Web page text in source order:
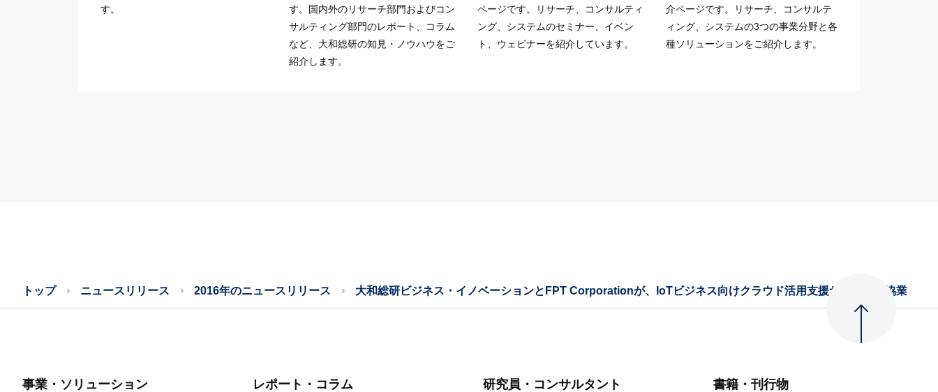
す。
す。国内外のリサーチ部門およびコン
サルティング部門のレポート、コラム
など、大和総研の知見・ノウハウをご
紹介します。
ページです。リサーチ、コンサルティ
ング、システムのセミナー、イベン
ト、ウェビナーを紹介しています。
介ページです。リサーチ、コンサルテ
ィング、システムの3つの事業分野と各
種ソリューションをご紹介します。
トップ ニュースリリース 2016年のニュースリリース 大和総研ビジネス・イノベーションとFPT Corporationが、IoTビジネス向けクラウド活用支援サービスで協業
事業・ソリューション レポート・コラム 研究員・コンサルタント 書籍・刊行物